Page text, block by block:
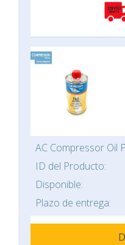
AC Compressor Oil
ID del Producto:
Disponible:
Plazo de entrega: